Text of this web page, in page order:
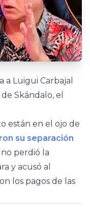
a Luigui Carbajal
Skándalo, el
están en el ojo de
su separación
perdió la
y acusó al
los pagos de las